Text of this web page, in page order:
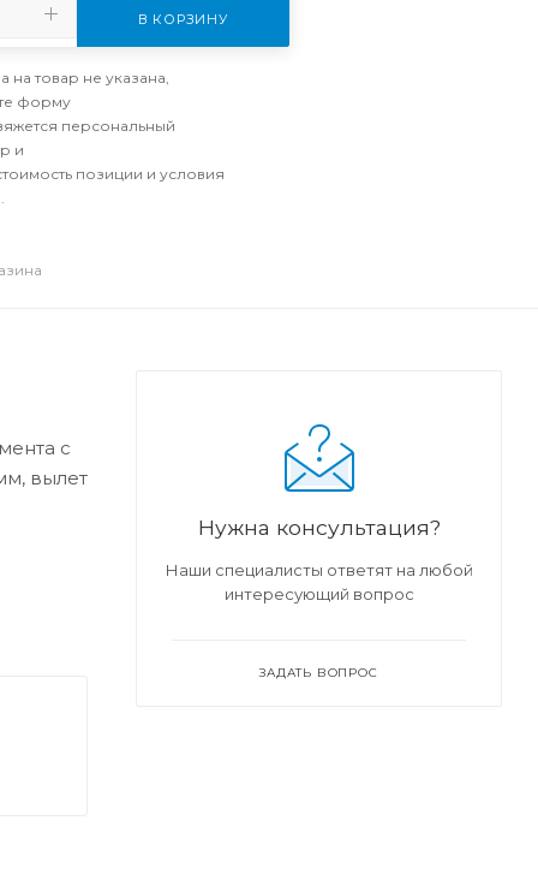
В КОРЗИНУ
на товар не указана,
форму
персональный
и
позиции и условия
с
вылет
Нужна консультация?
Наши специалисты ответят на любой
интересующий вопрос
ЗАДАТЬ ВОПРОС